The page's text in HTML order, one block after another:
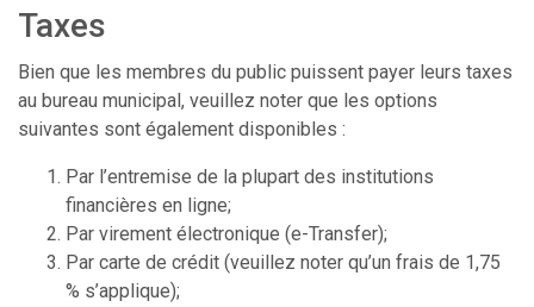
Taxes
Bien que les membres du public puissent payer leurs taxes
au bureau municipal, veuillez noter que les options
suivantes sont également disponibles :
Par l’entremise de la plupart des institutions
financières en ligne;
Par virement électronique (e-Transfer);
Par carte de crédit (veuillez noter qu’un frais de 1,75
% s’applique);